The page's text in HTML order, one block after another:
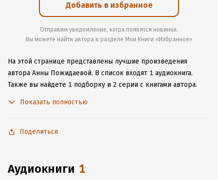
Добавить в избранное
Отправим уведомление, когда появятся новинки.
Вы можете найти автора в разделе Мои Книги «Избранное»
На этой странице представлены лучшие произведения
автора Анны Пожидаевой. В список входят 1 аудиокнига.
Также вы найдете 1 подборку и 2 серии с книгами автора.
произведениями даже без подключения к интернету.
Показать полностью
Поделиться
аудиокниги 1